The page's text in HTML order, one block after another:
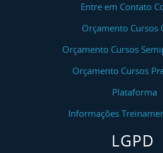
Entre em Contato
Orçamento Cursos
Orçamento Cursos
Orçamento Cursos
Plataforma
Informações
LGPD